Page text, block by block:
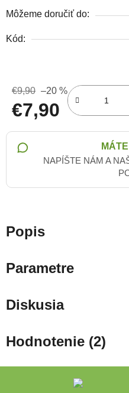
Môžeme doručiť do:
Kód:
€9,90 –20 %
€7,90
NAPÍŠTE NÁM A
Popis
Parametre
Diskusia
Hodnotenie (2)